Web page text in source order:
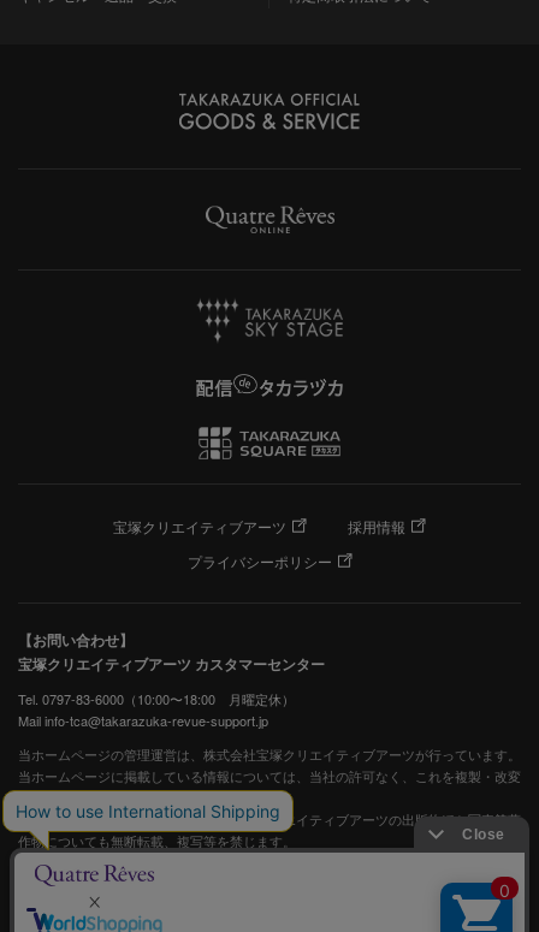
宝塚クリエイティブアーツ
採用情報
プライバシーポリシー
【お問い合わせ】
宝塚クリエイティブアーツ カスタマーセンター
Tel. 0797-83-6000（10:00〜18:00 月曜定休）
Mail info-tca@takarazuka-revue-support.jp
当ホームページの管理運営は、株式会社宝塚クリエイティブアーツが行っています。
当ホームページに掲載している情報については、当社の許可なく、これを複製・改変
することを固く禁止します。
また、阪急電鉄並びに宝塚歌劇団、宝塚クリエイティブアーツの出版物ほか写真等著
作物についても無断転載、複写等を禁じます。
宝塚歌劇公式ホームページ
JASRAC許諾番号：S0507081515